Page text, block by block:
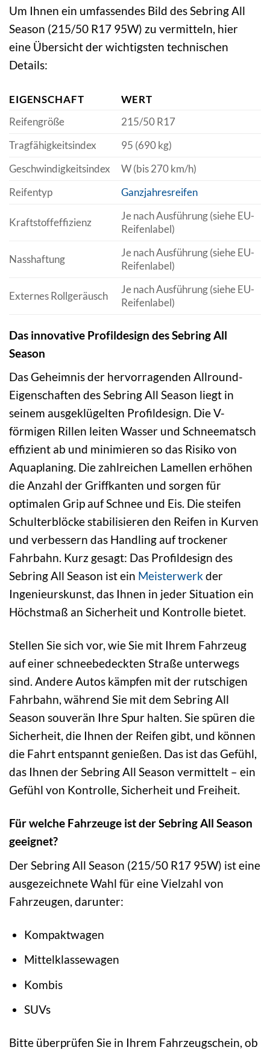
Um Ihnen ein umfassendes Bild des Sebring All
Season (215/50 R17 95W) zu vermitteln, hier
eine Übersicht der wichtigsten technischen
Details:
EIGENSCHAFT
WERT
Reifengröße
215/50 R17
Tragfähigkeitsindex
95 (690 kg)
Geschwindigkeitsindex
W (bis 270 km/h)
Reifentyp
Ganzjahresreifen
Kraftstoffeffizienz
Je nach Ausführung (siehe EU-
Reifenlabel)
Nasshaftung
Je nach Ausführung (siehe EU-
Reifenlabel)
Externes Rollgeräusch
Je nach Ausführung (siehe EU-
Reifenlabel)
Das innovative Profildesign des Sebring All
Season
Das Geheimnis der hervorragenden Allround-
Eigenschaften des Sebring All Season liegt in
seinem ausgeklügelten Profildesign. Die V-
förmigen Rillen leiten Wasser und Schneematsch
effizient ab und minimieren so das Risiko von
Aquaplaning. Die zahlreichen Lamellen erhöhen
die Anzahl der Griffkanten und sorgen für
optimalen Grip auf Schnee und Eis. Die steifen
Schulterblöcke stabilisieren den Reifen in Kurven
und verbessern das Handling auf trockener
Fahrbahn. Kurz gesagt: Das Profildesign des
Sebring All Season ist ein Meisterwerkder
Ingenieurskunst, das Ihnen in jeder Situation ein
Höchstmaß an Sicherheit und Kontrolle bietet.
Stellen Sie sich vor, wie Sie mit Ihrem Fahrzeug
auf einer schneebedeckten Straße unterwegs
sind. Andere Autos kämpfen mit der rutschigen
Fahrbahn, während Sie mit dem Sebring All
Season souverän Ihre Spur halten. Sie spüren die
Sicherheit, die Ihnen der Reifen gibt, und können
die Fahrt entspannt genießen. Das ist das Gefühl,
das Ihnen der Sebring All Season vermittelt – ein
Gefühl von Kontrolle, Sicherheit und Freiheit.
Für welche Fahrzeuge ist der Sebring All Season
geeignet?
Der Sebring All Season (215/50 R17 95W) ist eine
ausgezeichnete Wahl für eine Vielzahl von
Fahrzeugen, darunter:
Kompaktwagen
Mittelklassewagen
Kombis
SUVs
Bitte überprüfen Sie in Ihrem Fahrzeugschein, ob